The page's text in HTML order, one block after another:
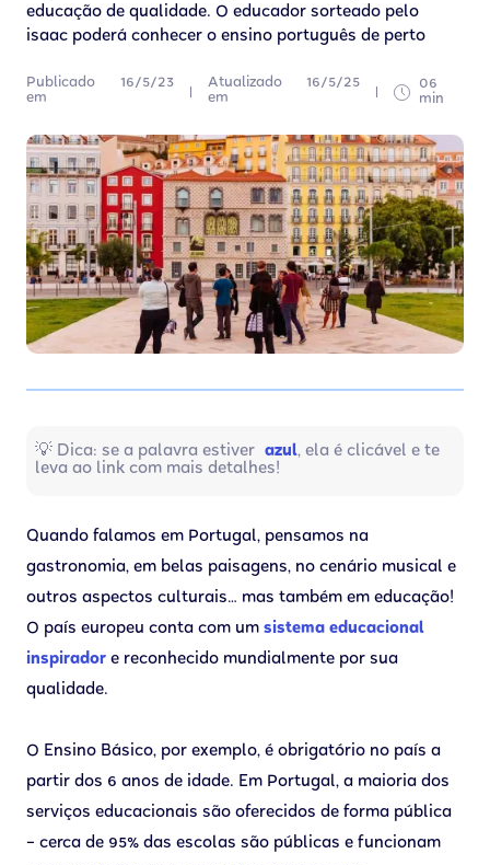
educação de qualidade. O educador sorteado pelo
isaac poderá conhecer o ensino português de perto
Publicado
em
16/5/23
Atualizado
em
16/5/25
06
min
💡 Dica: se a palavra estiver azul, ela é clicável e te
leva ao link com mais detalhes!
Quando falamos em Portugal, pensamos na
gastronomia, em belas paisagens, no cenário musical e
outros aspectos culturais… mas também em educação!
O país europeu conta com um sistema educacional
inspirador e reconhecido mundialmente por sua
qualidade.
O Ensino Básico, por exemplo, é obrigatório no país a
partir dos 6 anos de idade. Em Portugal, a maioria dos
serviços educacionais são oferecidos de forma pública
– cerca de 95% das escolas são públicas e funcionam